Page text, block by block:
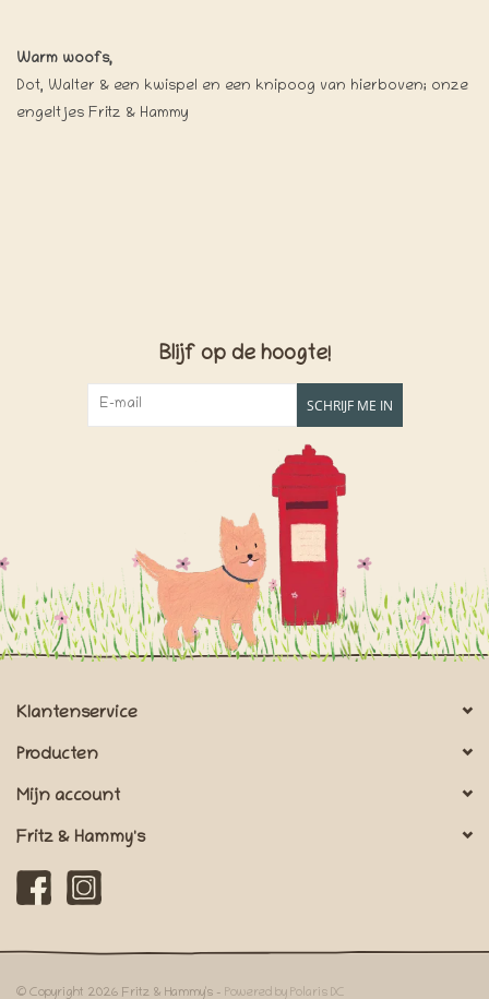
Warm woofs,
Dot, Walter & een kwispel en een knipoog van hierboven; onze
engeltjes Fritz & Hammy
Blijf op de hoogte!
SCHRIJF ME IN
Klantenservice
Producten
Mijn account
Fritz & Hammy's
© Copyright 2026 Fritz & Hammy's - Powered by Polaris DC